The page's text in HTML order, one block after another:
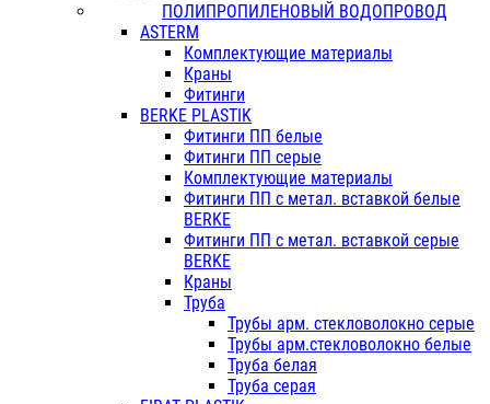
ПОЛИПРОПИЛЕНОВЫЙ ВОДОПРОВОД
ASTERM
Комплектующие материалы
Краны
Фитинги
BERKE PLASTIK
Фитинги ПП белые
Фитинги ПП серые
Комплектующие материалы
Фитинги ПП с метал. вставкой белые
BERKE
Фитинги ПП с метал. вставкой серые
BERKE
Краны
Труба
Трубы арм. стекловолокно серые
Трубы арм.стекловолокно белые
Труба белая
Труба серая